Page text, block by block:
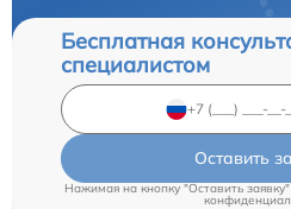
Бесплатная
специалистом
Оставить
Нажимая на кнопку "Оставить